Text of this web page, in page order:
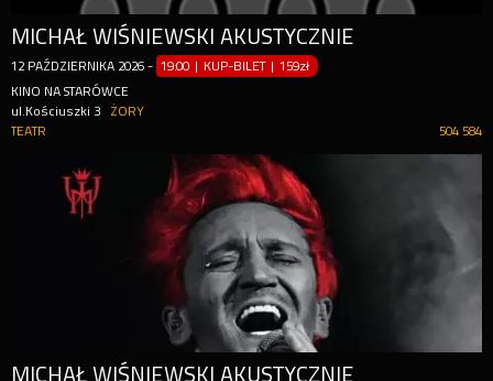
MICHAŁ WIŚNIEWSKI AKUSTYCZNIE
12 PAŹDZIERNIKA 2026 - 19:00 | KUP-BILET |159zł
KINO NA STARÓWCE
ul.Kościuszki 3
ŻORY
504 584
TEATR
MICHAŁ WIŚNIEWSKI AKUSTYCZNIE